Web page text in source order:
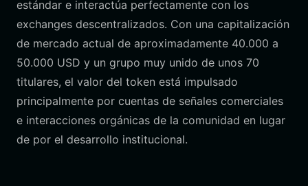
estándar e interactúa perfectamente con los
exchanges descentralizados. Con una capitalización
de mercado actual de aproximadamente 40.000 a
50.000 USD y un grupo muy unido de unos 70
titulares, el valor del token está impulsado
principalmente por cuentas de señales comerciales
e interacciones orgánicas de la comunidad en lugar
de por el desarrollo institucional.